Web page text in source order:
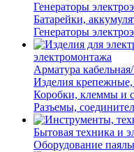
Генераторы
Батарейки,
Генераторы
электромонтажа
Арматура
Изделия
Коробки, клеммы и
Разъемы,
Бытовая техника и
Оборудование